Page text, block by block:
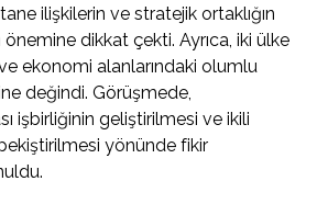
ilişkilerin ve stratejik ortaklığın
dikkat çekti. Ayrıca, iki ülke
ekonomi alanlarındaki olumlu
değindi. Görüşmede,
işbirliğinin geliştirilmesi ve ikili
yönünde fikir